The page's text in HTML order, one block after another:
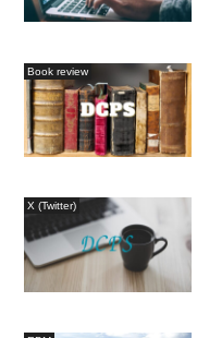
Book review
X (Twitter)